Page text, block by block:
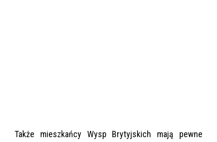
Także mieszkańcy Wysp Brytyjskich mają pewne